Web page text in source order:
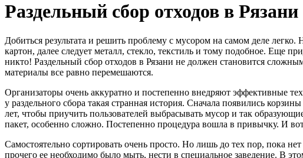
Раздельный сбор отходов в
Добиться результата и решить проблему с мусором на самом деле
картон, далее следует металл, стекло, текстиль и тому подобное. Еще
никто! Раздельный сбор отходов в Рязани не должен становится
материалы все равно перемешаются.
Организаторы очень аккуратно и постепенно внедряют эффективные
у раздельного сбора такая странная история. Сначала появились
лет, чтобы приучить пользователей выбрасывать мусор и так
пакет, особенно сложно. Постепенно процедура вошла в привычку. И
Самостоятельно сортировать очень просто. Но лишь до тех пор, пока
прочего ее необходимо было мыть, нести в специальное заведение. В